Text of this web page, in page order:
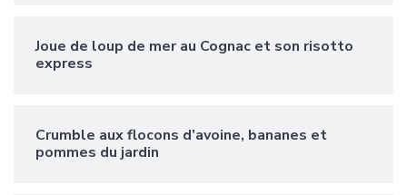
Joue de loup de mer au Cognac et son risotto
express
Crumble aux flocons d’avoine, bananes et
pommes du jardin